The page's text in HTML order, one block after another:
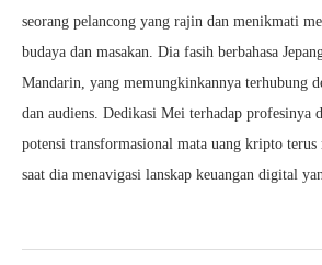
seorang pelancong yang rajin dan menikmati
budaya dan masakan. Dia fasih berbahasa
Mandarin, yang memungkinkannya terhubung
dan audiens. Dedikasi Mei terhadap profesinya
potensi transformasional mata uang kripto
saat dia menavigasi lanskap keuangan digital